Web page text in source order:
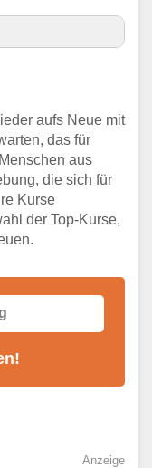
und
2026 in
aufs Neue mit
das für
aus
die sich für
Kurse
der Top-Kurse,
Anzeige